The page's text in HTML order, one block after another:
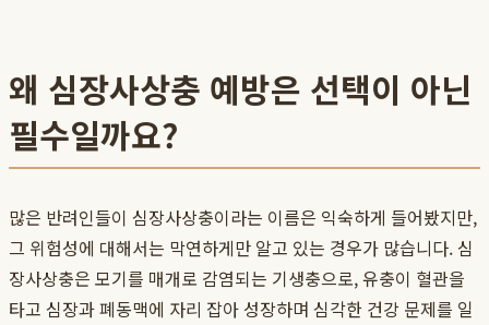
왜 심장사상충 예방은 선택이 아닌
필수일까요?
많은 반려인들이 심장사상충이라는 이름은 익숙하게 들어봤지만,
그 위험성에 대해서는 막연하게만 알고 있는 경우가 많습니다. 심
장사상충은 모기를 매개로 감염되는 기생충으로, 유충이 혈관을
타고 심장과 폐동맥에 자리 잡아 성장하며 심각한 건강 문제를 일